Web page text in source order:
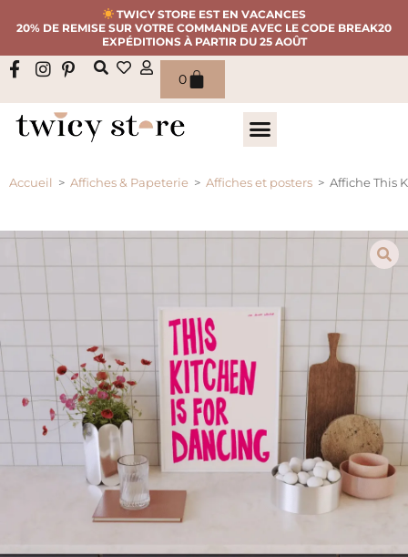
TWICY STORE EST EN VACANCES
20% DE REMISE SUR VOTRE COMMANDE AVEC LE CODE BREAK20
EXPÉDITIONS À PARTIR DU 25 AOÛT
0
Accueil > Affiches & Papeterie > Affiches et posters > Affiche This